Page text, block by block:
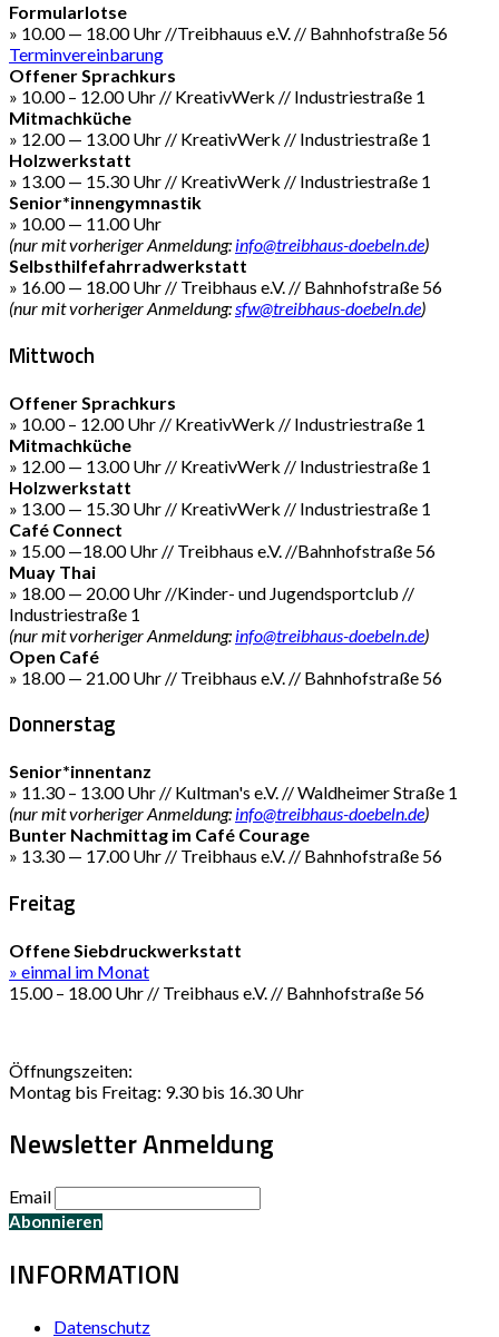
Formularlotse
» 10.00 — 18.00 Uhr //Treibhauus e.V. // Bahnhofstraße 56
Terminvereinbarung
Offener Sprachkurs
» 10.00 – 12.00 Uhr // KreativWerk // Industriestraße 1
Mitmachküche
» 12.00 — 13.00 Uhr // KreativWerk // Industriestraße 1
Holzwerkstatt
» 13.00 — 15.30 Uhr // KreativWerk // Industriestraße 1
Senior*innengymnastik
» 10.00 — 11.00 Uhr
(nur mit vorheriger Anmeldung: info@treibhaus-doebeln.de)
Selbsthilfefahrradwerkstatt
» 16.00 — 18.00 Uhr // Treibhaus e.V. // Bahnhofstraße 56
(nur mit vorheriger Anmeldung:sfw@treibhaus-doebeln.de)
Mittwoch
Offener Sprachkurs
» 10.00 – 12.00 Uhr // KreativWerk // Industriestraße 1
Mitmachküche
» 12.00 — 13.00 Uhr // KreativWerk // Industriestraße 1
Holzwerkstatt
» 13.00 — 15.30 Uhr // KreativWerk // Industriestraße 1
Café Connect
» 15.00 —18.00 Uhr // Treibhaus e.V. //Bahnhofstraße 56
Muay Thai
» 18.00 — 20.00 Uhr //Kinder- und Jugendsportclub //
Industriestraße 1
(nur mit vorheriger Anmeldung: info@treibhaus-doebeln.de)
Open Café
» 18.00 — 21.00 Uhr // Treibhaus e.V. // Bahnhofstraße 56
Donnerstag
Senior*innentanz
» 11.30 – 13.00 Uhr // Kultman's e.V. // Waldheimer Straße 1
(nur mit vorheriger Anmeldung: info@treibhaus-doebeln.de)
Bunter Nachmittag im Café Courage
» 13.30 — 17.00 Uhr // Treibhaus e.V. // Bahnhofstraße 56
Freitag
Offene Siebdruckwerkstatt
» einmal im Monat
15.00 – 18.00 Uhr // Treibhaus e.V. // Bahnhofstraße 56
Öffnungszeiten:
Montag bis Freitag: 9.30 bis 16.30 Uhr
Newsletter Anmeldung
Email
INFORMATION
Datenschutz